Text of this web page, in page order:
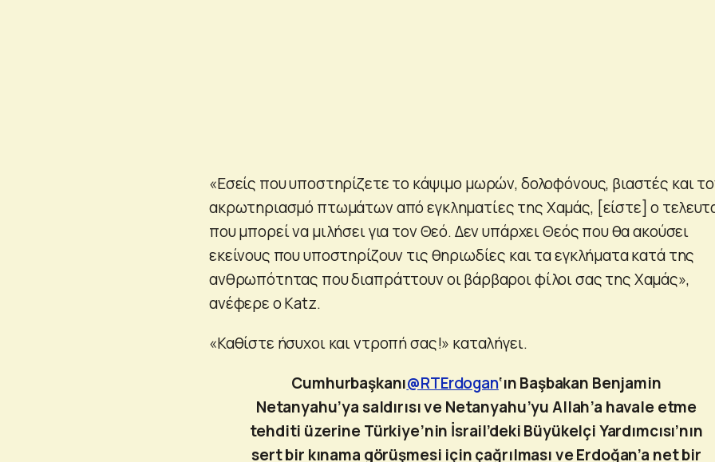
«Εσείς που υποστηρίζετε το κάψιμο μωρών, δολοφόνους, βιαστές και
ακρωτηριασμό πτωμάτων από εγκληματίες της Χαμάς, [είστε] ο
που μπορεί να μιλήσει για τον Θεό. Δεν υπάρχει Θεός που θα ακούσει
εκείνους που υποστηρίζουν τις θηριωδίες και τα εγκλήματα κατά της
ανθρωπότητας που διαπράττουν οι βάρβαροι φίλοι σας της Χαμάς»,
ανέφερε ο Katz.
«Καθίστε ήσυχοι και ντροπή σας!» καταλήγει.
Cumhurbaşkanı@RTErdogan‘ın Başbakan Benjamin
Netanyahu’ya saldırısı ve Netanyahu’yu Allah’a havale etme
tehditi üzerine Türkiye’nin İsrail’deki Büyükelçi Yardımcısı’nın
sert bir kınama görüşmesi için çağrılması ve Erdoğan’a net bir